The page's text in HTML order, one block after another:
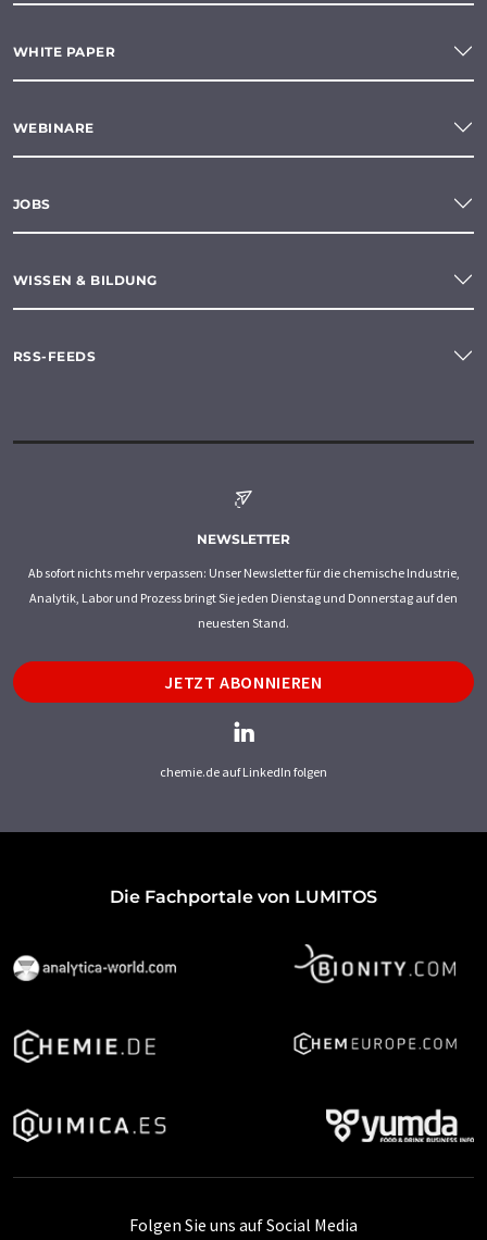
WHITE PAPER
WEBINARE
JOBS
WISSEN & BILDUNG
RSS-FEEDS
NEWSLETTER
Ab sofort nichts mehr verpassen: Unser Newsletter für die chemische Industrie,
Analytik, Labor und Prozess bringt Sie jeden Dienstag und Donnerstag auf den
neuesten Stand.
JETZT ABONNIEREN
chemie.de auf LinkedIn folgen
Die Fachportale von LUMITOS
Folgen Sie uns auf Social Media